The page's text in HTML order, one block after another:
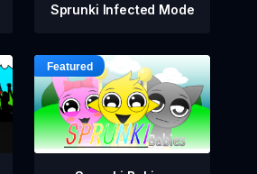
Sprunki Infected Mode